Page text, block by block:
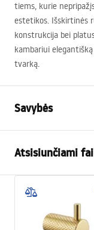
tiems, kurie
estetikos. Išskirtinės
konstrukcija bei
kambariui
tvarką.
Savybės
Medžiaga
Montavimo būdas
Plotis
Aukštis
Atsisiunčiami
Garantijos